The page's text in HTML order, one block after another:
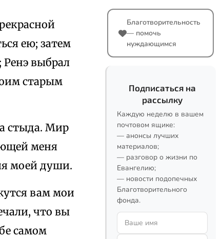
ею; затем
Ренэ выбрал
старым
стыда. Мир
меня
моей души.
вам мои
что вы
самом
Благотворительность
— помочь
нуждающимся
Подписаться на
рассылку
Каждую неделю в вашем
почтовом ящике:
— анонсы лучших
материалов;
— разговор о жизни по
Евангелию;
— новости подопечных
Благотворительного
фонда.